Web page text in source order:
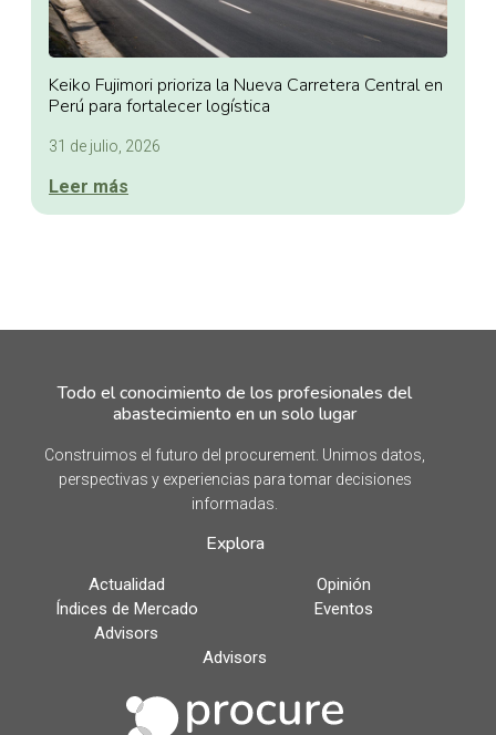
Keiko Fujimori prioriza la Nueva Carretera Central en
Perú para fortalecer logística
31 de julio, 2026
Leer más
Todo el conocimiento de los profesionales del
abastecimiento en un solo lugar
Construimos el futuro del procurement. Unimos datos,
perspectivas y experiencias para tomar decisiones
informadas.
Explora
Actualidad
Opinión
Índices de Mercado
Eventos
Advisors
Advisors